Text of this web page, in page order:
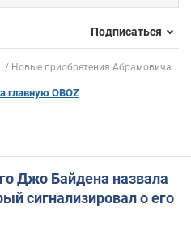
Подписаться
Новые приобретения Абрамовича...
главную OBOZ
Джо Байдена назвала
сигнализировал о его